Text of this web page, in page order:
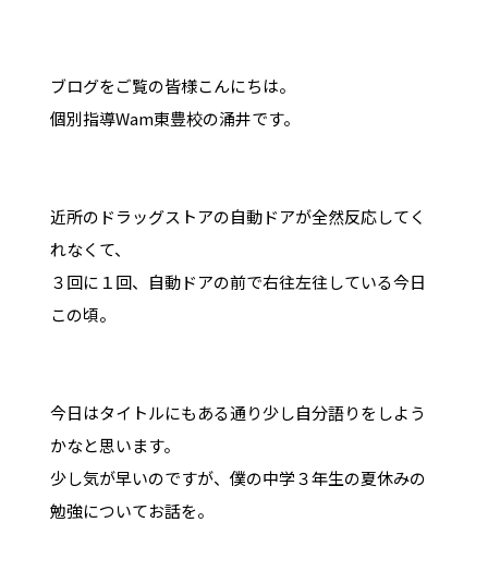
ブログをご覧の皆様こんにちは。
個別指導Wam東豊校の涌井です。
近所のドラッグストアの自動ドアが全然反応してく
れなくて、
３回に１回、自動ドアの前で右往左往している今日
この頃。
今日はタイトルにもある通り少し自分語りをしよう
かなと思います。
少し気が早いのですが、僕の中学３年生の夏休みの
勉強についてお話を。